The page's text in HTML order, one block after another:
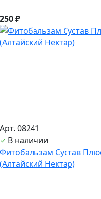
250 ₽
Арт. 08241
В наличии
Фитобальзам Сустав
(Алтайский Нектар)